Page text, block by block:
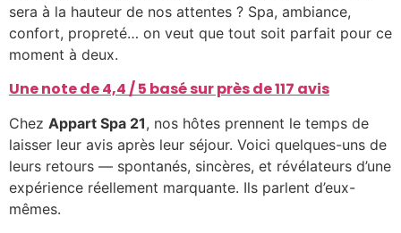
sera à la hauteur de nos attentes ? Spa, ambiance,
confort, propreté… on veut que tout soit parfait pour ce
moment à deux.
Une note de 4,4 / 5 basé sur près de 117 avis
Chez Appart Spa 21, nos hôtes prennent le temps de
laisser leur avis après leur séjour. Voici quelques-uns de
leurs retours — spontanés, sincères, et révélateurs d’une
expérience réellement marquante. Ils parlent d’eux-
mêmes.